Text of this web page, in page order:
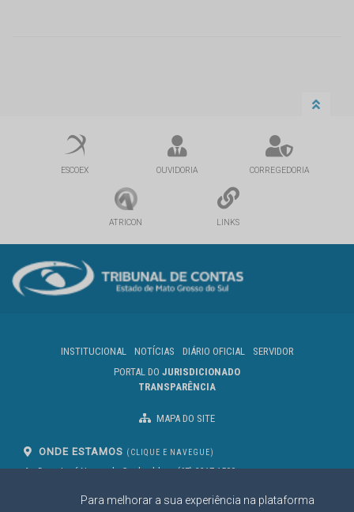
Para melhorar a sua experiência na plataforma
ESCOEX OUVIDORIA CORREGEDORIA
ATRICON LINKS
INSTITUCIONAL NOTÍCIAS DIÁRIO OFICIAL
SERVIDOR
PORTAL DO JURISDICIONADO
TRANSPARÊNCIA
MAPA DO SITE
ONDE ESTAMOS (CLIQUE E NAVEGUE)
Av. Des. José Nunes da Cunha, bloco
Campo Grande/MS
(67) 3317-1500